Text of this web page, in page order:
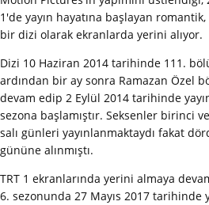
1'de yayın hayatına başlayan
bir dizi olarak ekranlarda yerini alıyor.
Dizi 10 Haziran 2014 tarihinde 111.
ardından bir ay sonra Ramazan Özel
devam edip 2 Eylül 2014 tarihinde
sezona başlamıştır. Seksenler birinci
salı günleri yayınlanmaktaydı fakat
gününe alınmıştı.
TRT 1 ekranlarında yerini almaya
6. sezonunda 27 Mayıs 2017 tarihinde